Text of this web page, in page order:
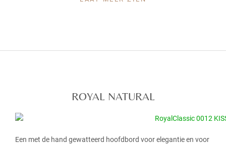
ROYAL NATURAL
Een met de hand gewatteerd hoofdbord voor elegantie en voor